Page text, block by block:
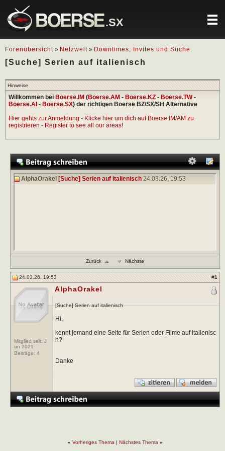
.SX
Forenübersicht » Netzwelt » Downtimes, Invites und Suche
[Suche] Serien auf italienisch
Hinweise
Willkommen bei Boerse.IM (Boerse.AM - Boerse.KZ - Boerse.TW-
Boerse.AI - Boerse.SX) der richtigen Boerse BZ/SX/SH Alternative
Hier gehts zur Anmeldung - Klicke hier um dich auf Boerse.IM/AM zu
registrieren - Register to see all our areas!
AlphaOrakel [Suche] Serien auf italienisch 24.03.26, 19:53
Zurück Nächste
24.03.26, 19:53 #1
Mitglied seit: J
un 2021
Beiträge: 4
AlphaOrakel
[Suche] Serien auf italienisch
Hi,
kennt jemand eine Seite für Serien oder Filme auf italienisc
h?
Danke
« Vorheriges Thema | Nächstes Thema »